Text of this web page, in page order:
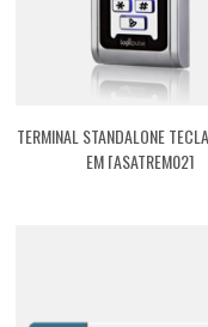
TERMINAL STANDALONE
EM [ASATREM02]